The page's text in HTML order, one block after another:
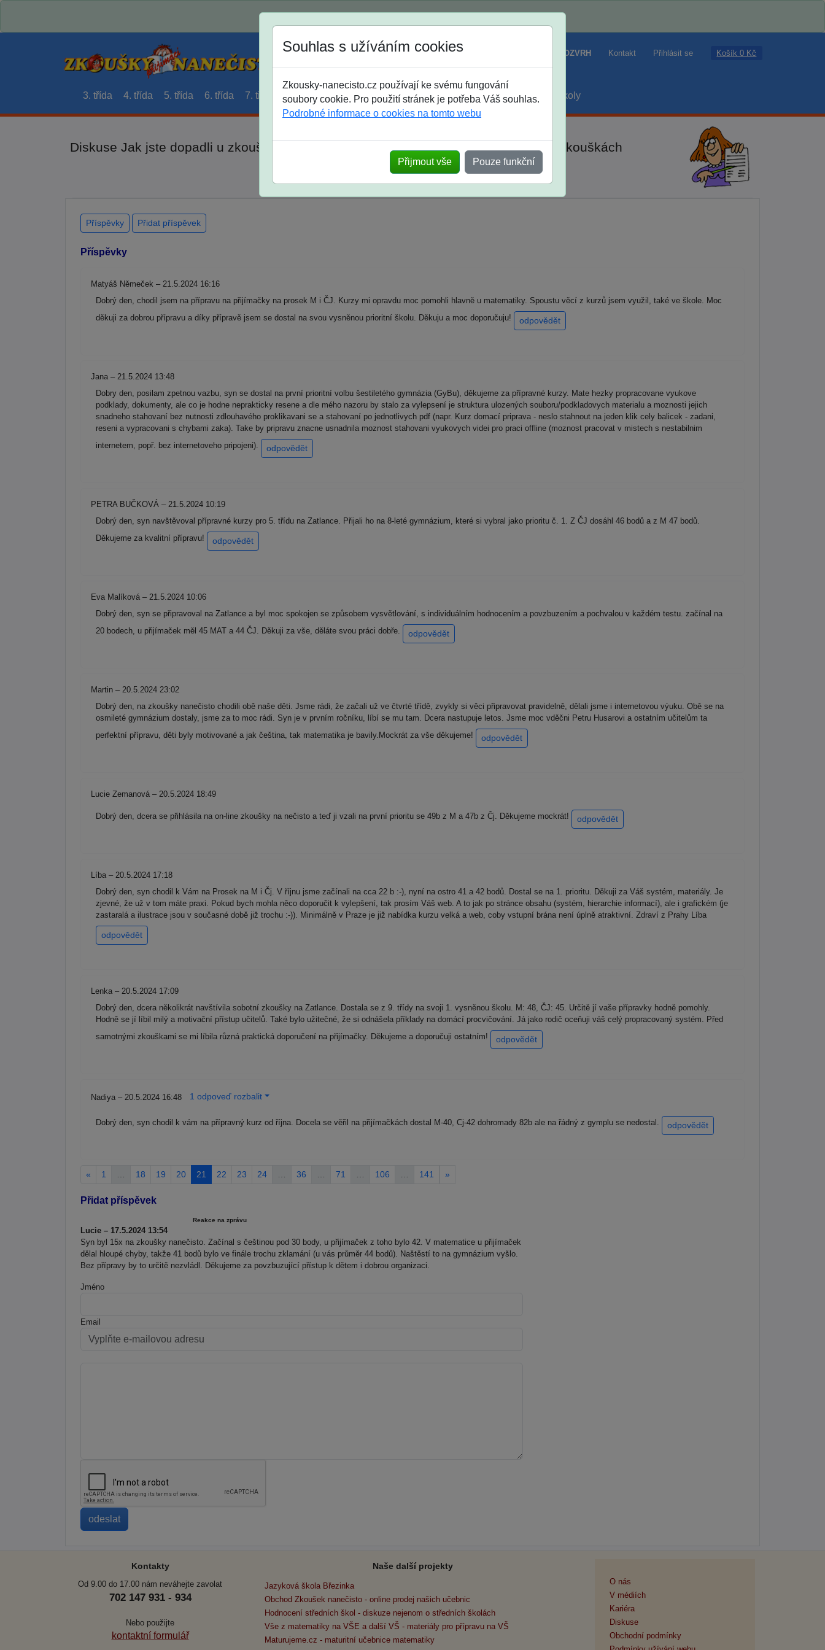
Jak si vybrat ROZVRH Kontakt Přihlásit se Košík 0 Kč
3. třída 4. třída 5. třída 6. třída 7. třída 8. třída 9. třída střední maturanti soutěže prázdniny školy
Diskuse Jak jste dopadli u zkoušek na SŠ? Vaše ohlasy po skutečných přijímacích zkouškách
Souhlas s užíváním cookies
Zkousky-nanecisto.cz používají ke svému fungování
soubory cookie. Pro použití stránek je potřeba Váš souhlas.
Podrobné informace o cookies na tomto webu
Přijmout vše Pouze funkční
Příspěvky Přidat příspěvek
Příspěvky
Matyáš Němeček – 21.5.2024 16:16
Dobrý den, chodil jsem na přípravu na přijímačky na prosek M i ČJ. Kurzy mi opravdu moc pomohli hlavně u matematiky. Spoustu věcí z kurzů jsem využil, také ve škole. Moc
děkuji za dobrou přípravu a díky přípravě jsem se dostal na svou vysněnou prioritní školu. Děkuju a moc doporučuju!
odpovědět
Jana – 21.5.2024 13:48
Dobry den, posilam zpetnou vazbu, syn se dostal na první prioritní volbu šestiletého gymnázia (GyBu), děkujeme za přípravné kurzy. Mate hezky propracovane vyukove
podklady, dokumenty, ale co je hodne neprakticky resene a dle mého nazoru by stalo za vylepsení je struktura ulozených souboru/podkladovych materialu a moznosti jejich
snadneho stahovaní bez nutnosti zdlouhavého proklikavani se a stahovaní po jednotlivych pdf (napr. Kurz domací priprava - neslo stahnout na jeden klik cely balicek - zadani,
reseni a vypracovani s chybami zaka). Take by pripravu znacne usnadnila moznost stahovani vyukovych videi pro praci offline (moznost pracovat v mistech s nestabilnim
internetem, popř. bez internetoveho pripojeni).
odpovědět
PETRA BUČKOVÁ – 21.5.2024 10:19
Dobrý den, syn navštěvoval přípravné kurzy pro 5. třídu na Zatlance. Přijali ho na 8-leté gymnázium, které si vybral jako prioritu č. 1. Z ČJ dosáhl 46 bodů a z M 47 bodů.
Děkujeme za kvalitní přípravu!
odpovědět
Eva Malíková – 21.5.2024 10:06
Dobrý den, syn se připravoval na Zatlance a byl moc spokojen se způsobem vysvětlování, s individuálním hodnocením a povzbuzením a pochvalou v každém testu. začínal na
20 bodech, u přijímaček měl 45 MAT a 44 ČJ. Děkuji za vše, děláte svou práci dobře.
odpovědět
Martin – 20.5.2024 23:02
Dobrý den, na zkoušky nanečisto chodili obě naše děti. Jsme rádi, že začali už ve čtvrté třídě, zvykly si věci připravovat pravidelně, dělali jsme i internetovou výuku. Obě se na
osmileté gymnázium dostaly, jsme za to moc rádi. Syn je v prvním ročníku, líbí se mu tam. Dcera nastupuje letos. Jsme moc vděčni Petru Husarovi a ostatním učitelům ta
perfektní přípravu, děti byly motivované a jak čeština, tak matematika je bavily.Mockrát za vše děkujeme!
odpovědět
Lucie Zemanová – 20.5.2024 18:49
Dobrý den, dcera se přihlásila na on-line zkoušky na nečisto a teď ji vzali na první prioritu se 49b z M a 47b z Čj. Děkujeme mockrát! odpovědět
Líba – 20.5.2024 17:18
Dobrý den, syn chodil k Vám na Prosek na M i Čj. V říjnu jsme začínali na cca 22 b :-), nyní na ostro 41 a 42 bodů. Dostal se na 1. prioritu. Děkuji za Váš systém, materiály. Je
zjevné, že už v tom máte praxi. Pokud bych mohla něco doporučit k vylepšení, tak prosím Váš web. A to jak po stránce obsahu (systém, hierarchie informací), ale i grafickém (je
zastaralá a ilustrace jsou v současné době již trochu :-)). Minimálně v Praze je již nabídka kurzu velká a web, coby vstupní brána není úplně atraktivní. Zdraví z Prahy Líba
odpovědět
Lenka – 20.5.2024 17:09
Dobrý den, dcera několikrát navštívila sobotní zkoušky na Zatlance. Dostala se z 9. třídy na svoji 1. vysněnou školu. M: 48, ČJ: 45. Určitě jí vaše přípravky hodně pomohly.
Hodně se jí líbil milý a motivační přístup učitelů. Také bylo užitečné, že si odnášela příklady na domácí procvičování. Já jako rodič oceňuji váš celý propracovaný systém. Před
samotnými zkouškami se mi líbila různá praktická doporučení na přijímačky. Děkujeme a doporučuji ostatním!
odpovědět
Nadiya – 20.5.2024 16:48 1 odpoveď rozbalit
Dobrý den, syn chodil k vám na přípravný kurz od října. Docela se věřil na přijímačkách dostal M-40, Cj-42 dohromady 82b ale na řádný z gymplu se nedostal. odpovědět
« 1 18 19 20 21 22 23 24 36 71 106 141 »
Přidat příspěvek
Reakce na zprávu
Lucie – 17.5.2024 13:54
Syn byl 15x na zkoušky nanečisto. Začínal s češtinou pod 30 body, u přijímaček z toho bylo 42. V matematice u přijímaček
dělal hloupé chyby, takže 41 bodů bylo ve finále trochu zklamání (u vás průměr 44 bodů). Naštěstí to na gymnázium vyšlo.
Bez přípravy by to určitě nezvládl. Děkujeme za povzbuzující přístup k dětem i dobrou organizaci.
Jméno
Email
Kontakty
Od 9.00 do 17.00 nám neváhejte zavolat
702 147 931 - 934
Nebo použijte
kontaktní formulář
Naše další projekty
Jazyková škola Březinka
Obchod Zkoušek nanečisto - online prodej našich učebnic
Hodnocení středních škol - diskuze nejenom o středních školách
Vše z matematiky na VŠE a další VŠ - materiály pro přípravu na VŠ
Maturujeme.cz - maturitní učebnice matematiky
O nás
V médiích
Kariéra
Diskuse
Obchodní podmínky